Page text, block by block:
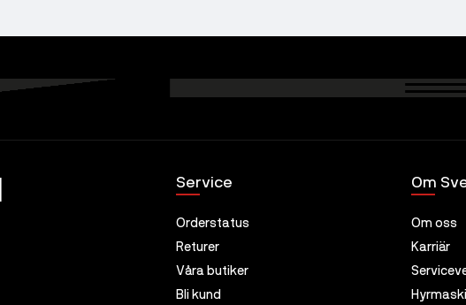
Service
Orderstatus
Returer
Våra butiker
Bli kund
Om
Om oss
Karriär